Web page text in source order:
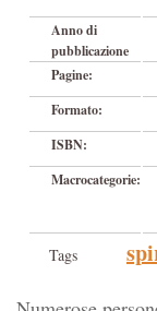
Anno di
pubblicazione
Pagine:
Formato:
ISBN:
Macrocategorie:
Tags